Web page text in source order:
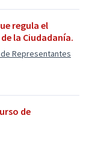
regula el
la Ciudadanía.
Representantes
de